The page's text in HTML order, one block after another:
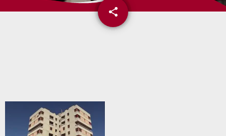
share
email